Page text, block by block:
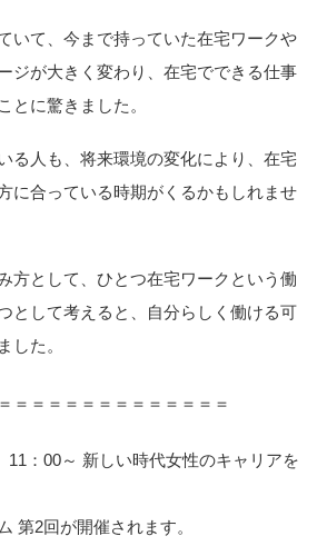
いて、今まで持っていた在宅ワークや
ジが大きく変わり、在宅でできる仕事
とに驚きました。
る人も、将来環境の変化により、在宅
に合っている時期がくるかもしれませ
方として、ひとつ在宅ワークという働
として考えると、自分らしく働ける可
した。
＝＝＝＝＝＝＝＝＝＝＝＝＝
11：00～ 新しい時代女性のキャリアを
第2回が開催されます。